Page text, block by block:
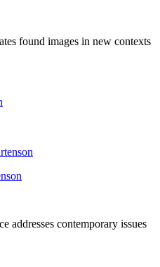
found images in new contexts
addresses contemporary issues